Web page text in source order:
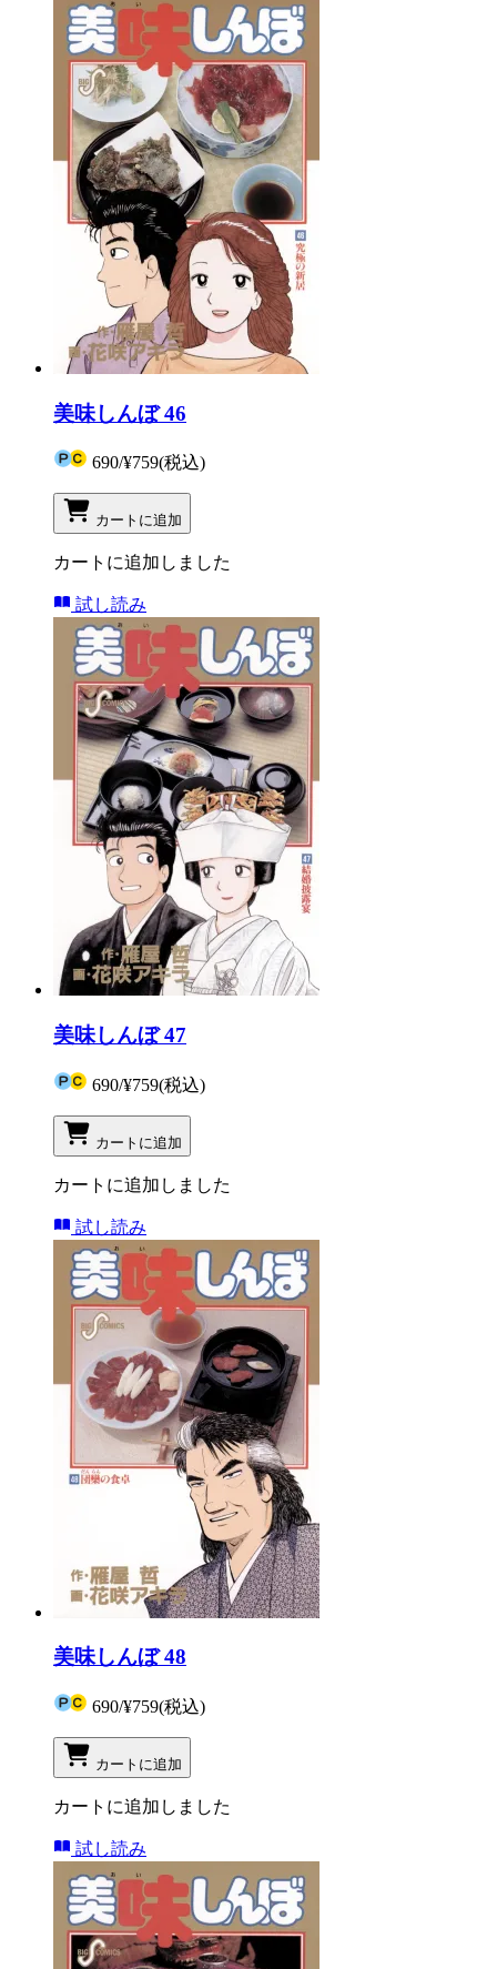
美味しんぼ 46
690/¥759(税込)
カートに追加
カートに追加しました
試し読み
美味しんぼ 47
690/¥759(税込)
カートに追加
カートに追加しました
試し読み
美味しんぼ 48
690/¥759(税込)
カートに追加
カートに追加しました
試し読み